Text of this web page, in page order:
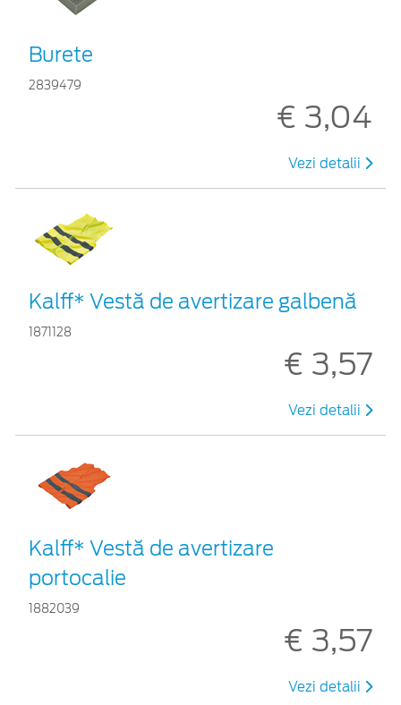
Burete
2839479
€ 3,04
Vezi detalii
Kalff* Vestă de avertizare galbenă
1871128
€ 3,57
Vezi detalii
Kalff* Vestă de avertizare
portocalie
1882039
€ 3,57
Vezi detalii